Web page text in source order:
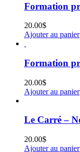
Formation
20.00$
Ajouter au panier
Formation
20.00$
Ajouter au panier
Le Carré –
20.00$
Ajouter au panier